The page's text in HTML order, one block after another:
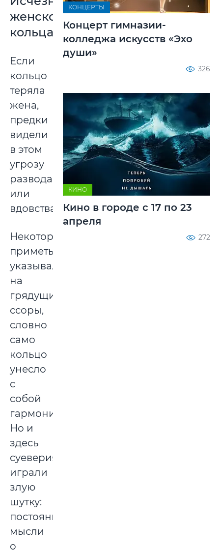
женского
кольца
Если
кольцо
теряла
жена,
предки
видели
в этом
угрозу
развода
или
вдовства.
Некоторые
приметы
указывали
на
грядущие
ссоры,
словно
само
кольцо
унесло
с
собой
гармонию.
Но и
здесь
суеверия
играли
злую
шутку:
постоянные
мысли
о
КОНЦЕРТЫ
Концерт гимназии-
колледжа искусств «Эхо
души»
326
КИНО
Кино в городе с 17 по 23
апреля
272